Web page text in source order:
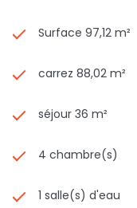
Surface 97,12 m²
carrez 88,02 m²
séjour 36 m²
4 chambre(s)
1 salle(s) d'eau